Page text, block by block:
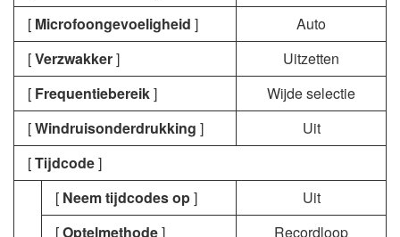
[ Microfoongevoeligheid ]
Auto
[Verzwakker]
Uitzetten
[ Frequentiebereik]
Wijde selectie
[Windruisonderdrukking ]
Uit
[Tijdcode]
[ Neem tijdcodes op]
Uit
[Optelmethode] Recordloop